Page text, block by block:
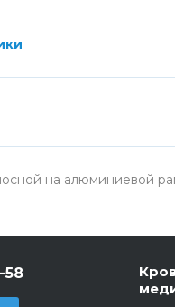
на алюминиевой
58